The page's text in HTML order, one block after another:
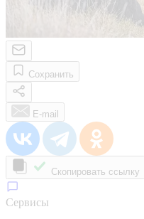
Сохранить
E-mail
Скопировать ссылку
Сервисы